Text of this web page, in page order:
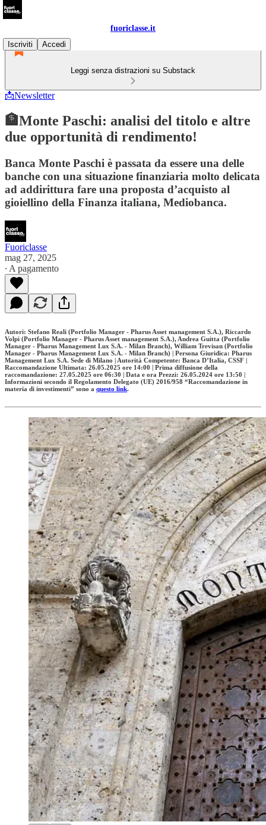
fuoriclasse.it
Iscriviti
Accedi
Leggi senza distrazioni su Substack
📩Newsletter
🏦Monte Paschi: analisi del titolo e altre
due opportunità di rendimento!
Banca Monte Paschi è passata da essere una delle
banche con una situazione finanziaria molto delicata
ad addirittura fare una proposta d’acquisto al
gioiellino della Finanza italiana, Mediobanca.
Fuoriclasse
mag 27, 2025
∙ A pagamento
Autori: Stefano Reali (Portfolio Manager - Pharus Asset management S.A.), Riccardo
Volpi (Portfolio Manager - Pharus Asset management S.A.), Andrea Guitta (Portfolio
Manager - Pharus Management Lux S.A. - Milan Branch), William Trevisan (Portfolio
Manager - Pharus Management Lux S.A. - Milan Branch) | Persona Giuridica: Pharus
Management Lux S.A. Sede di Milano | Autorità Competente: Banca D’Italia, CSSF |
Raccomandazione Ultimata: 26.05.2025 ore 14:00 | Prima diffusione della
raccomandazione: 27.05.2025 ore 06:30 | Data e ora Prezzi: 26.05.2024 ore 13:50 |
Informazioni secondo il Regolamento Delegato (UE) 2016/958 “Raccomandazione in
materia di investimenti” sono a questo link.